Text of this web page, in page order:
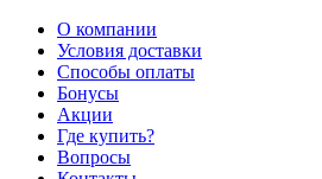
О компании
Условия доставки
Способы оплаты
Бонусы
Акции
Где купить?
Вопросы